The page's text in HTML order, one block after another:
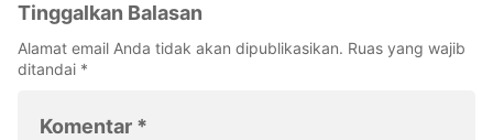
Tinggalkan Balasan
Alamat email Anda tidak akan dipublikasikan. Ruas yang wajib
ditandai *
Komentar *